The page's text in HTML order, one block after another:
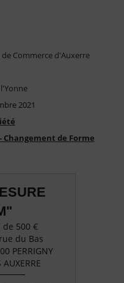
Commerce d'Auxerre
2021
de Forme
de 500 €
du Bas
PERRIGNY